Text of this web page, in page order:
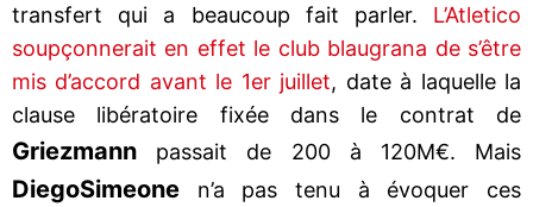
transfert qui a beaucoup fait parler. L’Atletico
soupçonnerait en effet le club blaugrana de s’être
mis d’accord avant le 1er juillet, date à laquelle la
clause libératoire fixée dans le contrat de
Griezmann passait de 200 à 120M€. Mais
DiegoSimeone n’a pas tenu à évoquer ces